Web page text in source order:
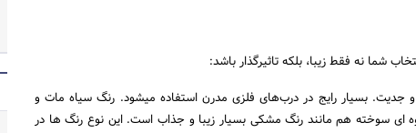
شما نه فقط زیبا، بلکه تاثیرگذار باشد:
جدیت. بسیار رایج در درب‌های فلزی مدرن استفاده میشود. رنگ سیاه مات و
ای سوخته هم مانند رنگ مشکی بسیار زیبا و جذاب است. این نوع رنگ ها در